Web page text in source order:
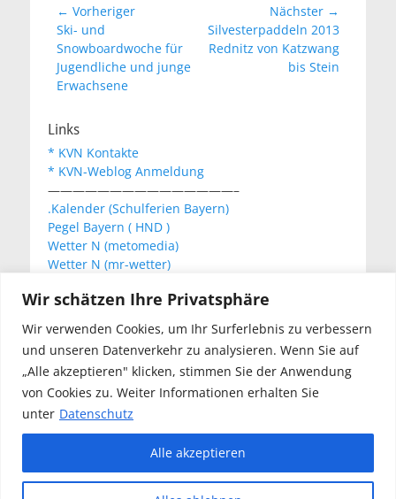
Wir schätzen Ihre Privatsphäre
Wir verwenden Cookies, um Ihr Surferlebnis zu verbessern
und unseren Datenverkehr zu analysieren. Wenn Sie auf
„Alle akzeptieren" klicken, stimmen Sie der Anwendung
von Cookies zu. Weiter Informationen erhalten Sie
unter Datenschutz
Alle akzeptieren
Beitragsnavigation
← Vorheriger
Vorheriger
Beitrag:
Ski- und
Snowboardwoche für
Jugendliche und junge
Erwachsene
Nächster →
Nächster
Beitrag:
Silvesterpaddeln 2013
Rednitz von Katzwang
bis Stein
Links
* KVN Kontakte
* KVN-Weblog Anmeldung
———————————————–
.Kalender (Schulferien Bayern)
Pegel Bayern ( HND )
Wetter N (metomedia)
Wetter N (mr-wetter)
KVN Newsletter
Your email: